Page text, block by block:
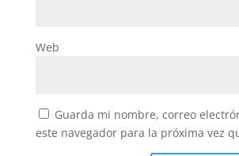
Web
Guarda mi nombre, correo
este navegador para la próxima vez